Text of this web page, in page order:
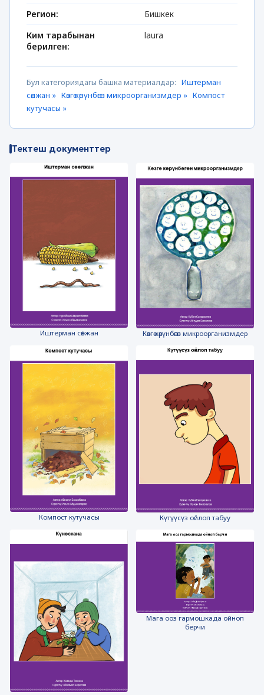
Регион:
Бишкек
Ким тарабынан
берилген:
laura
Бул категориядагы башка материалдар: Иштерман
сөөлжан » Көзгө көрүнбөгөн микроорганизмдер » Компост
кутучасы »
Тектеш документтер
Иштерман сөөлжан Көзгө көрүнбөгөн микроорганизмдер
Компост кутучасы Күтүүсүз ойлоп табуу
Мага ооз гармошкада ойноп
берчи